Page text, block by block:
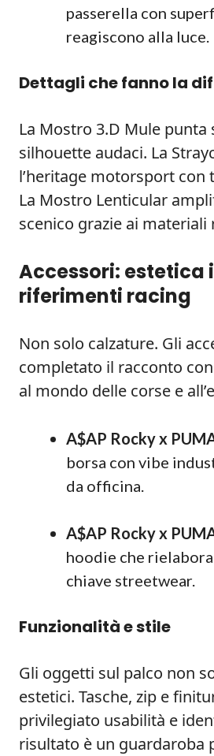
passerella con
reagiscono alla luce.
Dettagli che fanno la
La Mostro 3.D Mule
silhouette audaci. La
l’heritage motorsport con
La Mostro Lenticular
scenico grazie ai
Accessori: estetica
riferimenti racing
Non solo calzature. Gli
completato il racconto
al mondo delle corse e
A$AP Rocky x
borsa con vibe
da officina.
A$AP Rocky x
hoodie che
chiave streetwear.
Funzionalità e stile
Gli oggetti sul palco non
estetici. Tasche, zip e
privilegiato usabilità e
risultato è un guardaroba